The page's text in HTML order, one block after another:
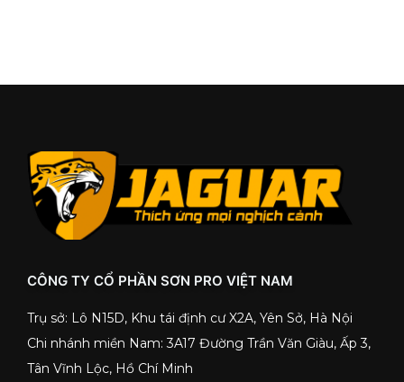
CÔNG TY CỔ PHẦN SƠN PRO VIỆT NAM
Trụ sở: Lô N15D, Khu tái định cư X2A, Yên Sở, Hà Nội
Chi nhánh miền Nam: 3A17 Đường Trần Văn Giàu, Ấp 3,
Tân Vĩnh Lộc, Hồ Chí Minh